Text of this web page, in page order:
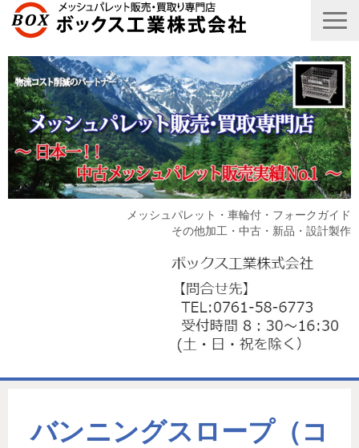
メッシュパレット・車輪付・フォークガイド
その他加工・中古・新品・設計製作
商品一覧表
バンニングスロープ（コ